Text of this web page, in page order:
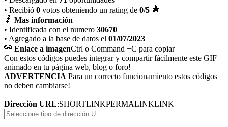
• Recibió 0 votos obteniendo un rating de 0/5
Mas información
• Identificada con el numero 30670
• Agregado a la base de datos el 01/07/2023
Enlace a imagenCtrl o Command +C para copiar
Con estos códigos puedes integrar y compartir fácilmente este GIF
animado en tu página web, blog o foro!
ADVERTENCIA Para un correcto funcionamiento estos códigos
no deben cambiarse!
Dirección URL:SHORTLINKPERMALINKLINK